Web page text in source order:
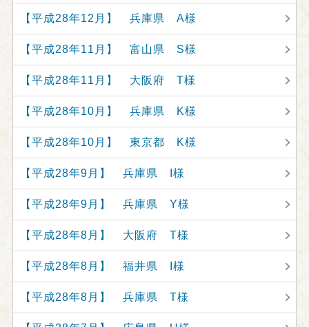
【平成28年12月】 兵庫県 A様
【平成28年11月】 富山県 S様
【平成28年11月】 大阪府 T様
【平成28年10月】 兵庫県 K様
【平成28年10月】 東京都 K様
【平成28年9月】 兵庫県 I様
【平成28年9月】 兵庫県 Y様
【平成28年8月】 大阪府 T様
【平成28年8月】 福井県 I様
【平成28年8月】 兵庫県 T様